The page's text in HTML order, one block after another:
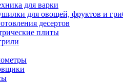
для варки
для овощей, фруктов и
десертов
плиты